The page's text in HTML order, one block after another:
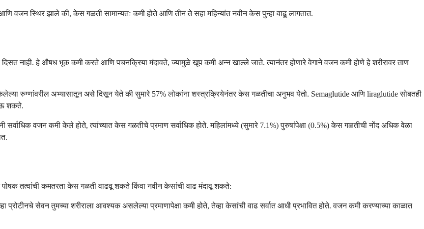
वजन स्थिर झाले की, केस गळती सामान्यतः कमी होते आणि तीन ते सहा महिन्यांत नवीन केस पुन्हा वाढू लागतात.
नाही. हे औषध भूक कमी करते आणि पचनक्रिया मंदावते, ज्यामुळे खूप कमी अन्न खाल्ले जाते. त्यानंतर होणारे वेगाने वजन कमी होणे हे शरीरावर ताण
केलेल्या रुग्णांवरील अभ्यासातून असे दिसून येते की सुमारे 57% लोकांना शस्त्रक्रियेनंतर केस गळतीचा अनुभव येतो. Semaglutide आणि liraglutide सोबतही
शकते.
सर्वाधिक वजन कमी केले होते, त्यांच्यात केस गळतीचे प्रमाण सर्वाधिक होते. महिलांमध्ये (सुमारे 7.1%) पुरुषांपेक्षा (0.5%) केस गळतीची नोंद अधिक वेळा
पोषक तत्वांची कमतरता केस गळती वाढवू शकते किंवा नवीन केसांची वाढ मंदावू शकते:
सेवन तुमच्या शरीराला आवश्यक असलेल्या प्रमाणापेक्षा कमी होते, तेव्हा केसांची वाढ सर्वात आधी प्रभावित होते. वजन कमी करण्याच्या काळात